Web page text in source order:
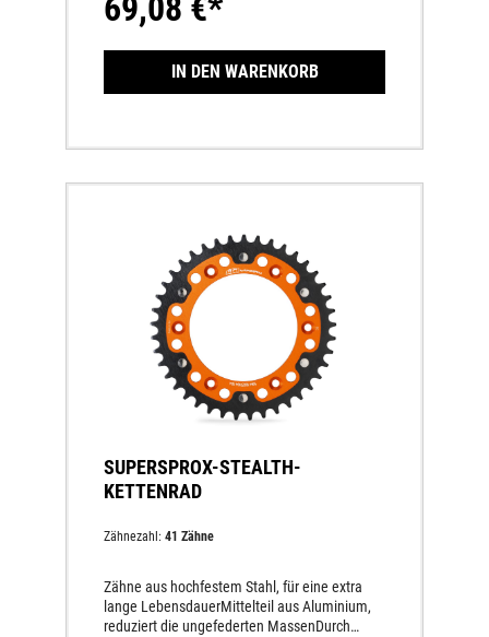
gesamten Antriebssatzes
IN DEN WARENKORB
SUPERSPROX-STEALTH-
KETTENRAD
Zähnezahl: 41 Zähne
Zähne aus hochfestem Stahl, für eine extra
lange LebensdauerMittelteil aus Aluminium,
reduziert die ungefederten MassenDurch